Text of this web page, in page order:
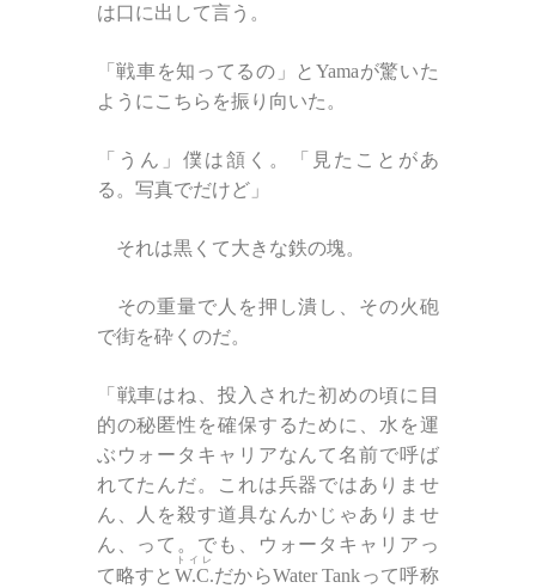
は口に出して言う。
「戦車を知ってるの」とYamaが驚いた
ようにこちらを振り向いた。
「うん」僕は頷く。「見たことがあ
る。写真でだけど」
それは黒くて大きな鉄の塊。
その重量で人を押し潰し、その火砲
で街を砕くのだ。
「戦車はね、投入された初めの頃に目
的の秘匿性を確保するために、水を運
ぶウォータキャリアなんて名前で呼ば
れてたんだ。これは兵器ではありませ
ん、人を殺す道具なんかじゃありませ
ん、って。でも、ウォータキャリアっ
て略すと W.C.
トイレ
だからWater Tankって呼称